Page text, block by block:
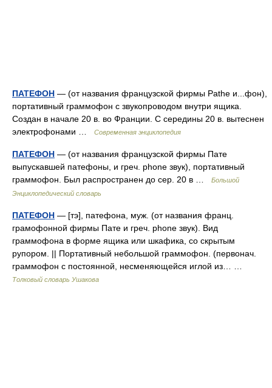
ПАТЕФОН — (от названия французской фирмы Pathe и...фон),
портативный граммофон с звукопроводом внутри ящика.
Создан в начале 20 в. во Франции. С середины 20 в. вытеснен
электрофонами …
Современная энциклопедия
ПАТЕФОН — (от названия французской фирмы Пате
выпускавшей патефоны, и греч. phone звук), портативный
граммофон. Был распространен до сер. 20 в …
Большой
Энциклопедический словарь
ПАТЕФОН — [тэ], патефона, муж. (от названия франц.
грамофонной фирмы Пате и греч. phone звук). Вид
граммофона в форме ящика или шкафика, со скрытым
рупором. || Портативный небольшой граммофон. (первонач.
граммофон с постоянной, несменяющейся иглой из… …
Толковый словарь Ушакова